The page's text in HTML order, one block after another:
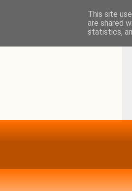
This site
are shared
statistics,